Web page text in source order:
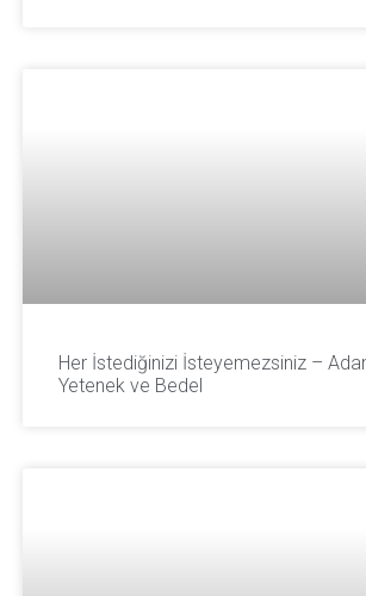
Her İstediğinizi İsteyemezsiniz –
Yetenek ve Bedel